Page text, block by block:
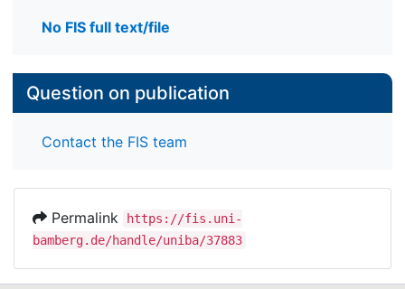
No FIS full text/file
Question on publication
Contact the FIS team
Permalink
https://fis.uni-
bamberg.de/handle/uniba/37883